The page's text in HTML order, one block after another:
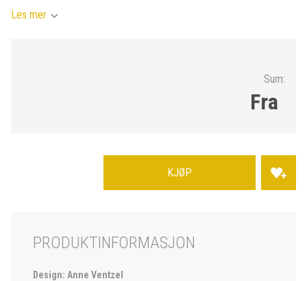
Les mer
Sum:
Fra
KJØP
PRODUKTINFORMASJON
Design: Anne Ventzel